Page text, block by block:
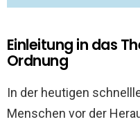
Einleitung in das
Ordnung
In der heutigen
Menschen vor der